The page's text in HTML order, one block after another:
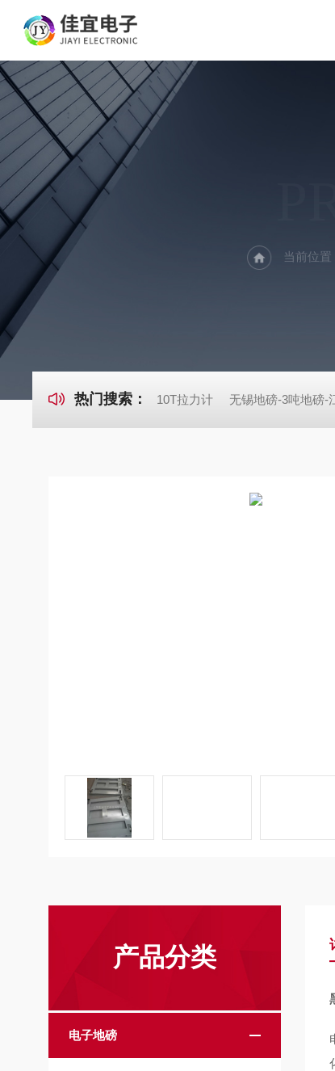
当前位置
热门搜索： 10T拉力计 无锡地磅-3吨地磅-
产品分类
电子地磅